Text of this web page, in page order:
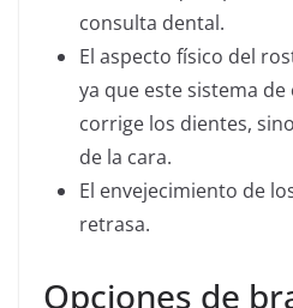
consulta dental.
El aspecto físico del
ya que este sistema
corrige los dientes,
de la cara.
El envejecimiento de
retrasa.
Opciones de